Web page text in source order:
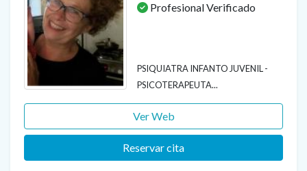
Profesional Verificado
PSIQUIATRA INFANTO JUVENIL -
PSICOTERAPEUTA...
Ver Web
Reservar cita